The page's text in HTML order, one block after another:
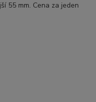
55 mm. Cena za jeden